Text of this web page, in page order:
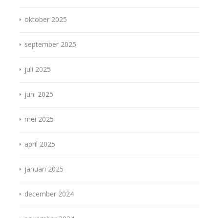
oktober 2025
september 2025
juli 2025
juni 2025
mei 2025
april 2025
januari 2025
december 2024